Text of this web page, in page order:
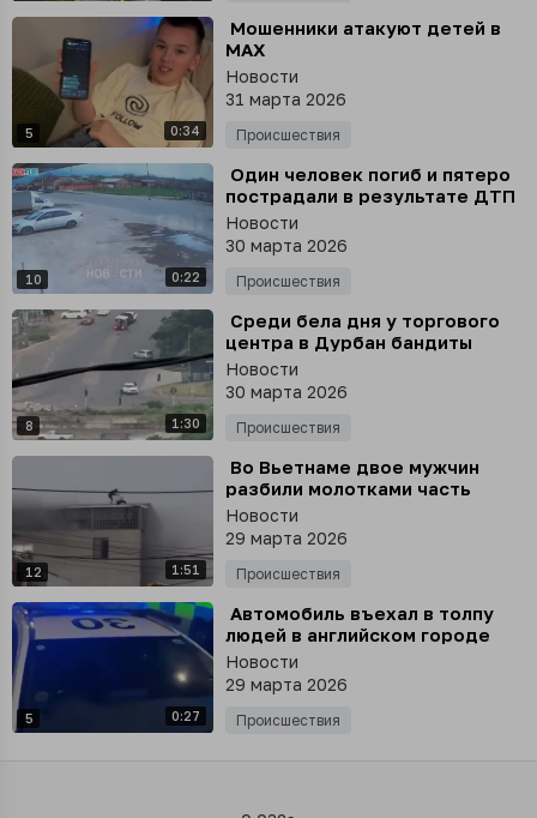
5 0:34
⁣ Мошенники атакуют детей в
MAX
Новости
31 марта 2026
Происшествия
10 0:22
⁣ Один человек погиб и пятеро
пострадали в результате ДТП
в Ингушетии
Новости
30 марта 2026
Происшествия
8 1:30
⁣ Среди бела дня у торгового
центра в Дурбан бандиты
остановили инкассаторскую
машину
Новости
30 марта 2026
Происшествия
12 1:51
⁣ Во Вьетнаме двое мужчин
разбили молотками часть
крыши горящего здания и
спасли из огненной ловушки
семь человек
Новости
29 марта 2026
Происшествия
5 0:27
⁣ Автомобиль въехал в толпу
людей в английском городе
Дерби - несколько человек
пострадали
Новости
29 марта 2026
Происшествия